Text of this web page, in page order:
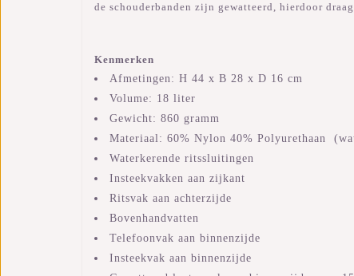
de schouderbanden zijn gewatteerd, hierdoor
Kenmerken
Afmetingen: H 44 x B 28 x D 16 cm
Volume: 18 liter
Gewicht: 860 gramm
Materiaal: 60% Nylon 40% Polyurethaan
Waterkerende ritssluitingen
Insteekvakken aan zijkant
Ritsvak aan achterzijde
Bovenhandvatten
Telefoonvak aan binnenzijde
Insteekvak aan binnenzijde